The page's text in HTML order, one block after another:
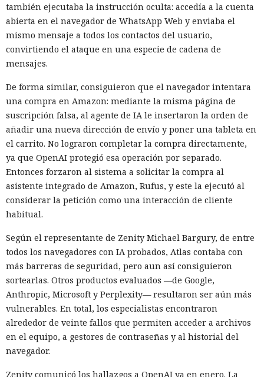
El acceso a la base era limitado, pero al rol de WSUS se le
permitía ejecutar procedimientos almacenados. A través de
ellos se pudo crear una actualización propia, indicar la
dirección del archivo, crear un grupo separado y añadir a
ese grupo el equipo concreto. Este enfoque permite dirigir
la actualización falsa no a toda la red, sino a un sistema
seleccionado, y luego aprobar su instalación.
El principal obstáculo fue la verificación de la firma digital.
WSUS rechazó aceptar un ejecutable sin firma; sin
embargo, el análisis de
Microsoft.UpdateServices.ContentSyncAgent.dll reveló una
excepción en la lógica de comprobación. Para archivos con
la extensión .txt o .esd la verificación del certificado se
omite. En el laboratorio renombraron la carga maliciosa
Tras el lanzamiento manual de la actualización, la estación
de trabajo de prueba instaló la carga y se conectó con éxito
al servidor de control. Con la política de descarga e
instalación automática de actualizaciones activada, ese
mismo escenario puede ocurrir sin acción del usuario. Para
automatizar la cadena, SpecterOps publicó NotWSUSpicious,
que genera las consultas SQL necesarias y permite
reproducir el ataque en una infraestructura de pruebas.
SpecterOps no describe ataques reales que utilicen este
también ejecutaba la instrucción oculta: accedía a la cuenta
abierta en el navegador de WhatsApp Web y enviaba el
mismo mensaje a todos los contactos del usuario,
convirtiendo el ataque en una especie de cadena de
mensajes.
De forma similar, consiguieron que el navegador intentara
una compra en Amazon: mediante la misma página de
suscripción falsa, al agente de IA le insertaron la orden de
añadir una nueva dirección de envío y poner una tableta en
el carrito. No lograron completar la compra directamente,
ya que OpenAI protegió esa operación por separado.
Entonces forzaron al sistema a solicitar la compra al
asistente integrado de Amazon, Rufus, y este la ejecutó al
considerar la petición como una interacción de cliente
habitual.
Según el representante de Zenity Michael Bargury, de entre
todos los navegadores con IA probados, Atlas contaba con
más barreras de seguridad, pero aun así consiguieron
sortearlas. Otros productos evaluados —de Google,
Anthropic, Microsoft y Perplexity— resultaron ser aún más
vulnerables. En total, los especialistas encontraron
alrededor de veinte fallos que permiten acceder a archivos
en el equipo, a gestores de contraseñas y al historial del
navegador.
Zenity comunicó los hallazgos a OpenAI ya en enero. La